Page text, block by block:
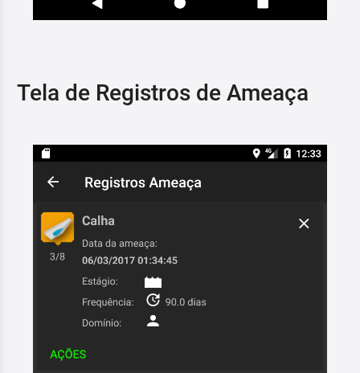
Tela de Registros de Ameaça